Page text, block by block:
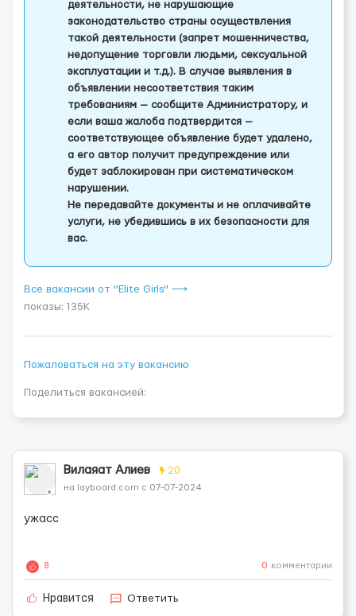
деятельности, не нарушающие
законодательство страны осуществления
такой деятельности (запрет мошенничества,
недопущение торговли людьми, сексуальной
эксплуатации и т.д.). В случае выявления в
объявлении несоответствия таким
требованиям — сообщите Администратору, и
если ваша жалоба подтвердится —
соответствующее объявление будет удалено,
а его автор получит предупреждение или
будет заблокирован при систематическом
нарушении.
Не передавайте документы и не оплачивайте
услуги, не убедившись в их безопасности для
вас.
Все вакансии от "Elite Girls" ⟶
показы: 135K
Пожаловаться на эту вакансию
Поделиться вакансией:
Вилаяат Алиев 20
на layboard.com с 07-07-2024
ужасс
8 0 комментарии
Нравится Ответить